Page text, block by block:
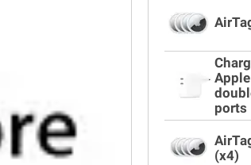
ports
(x4)